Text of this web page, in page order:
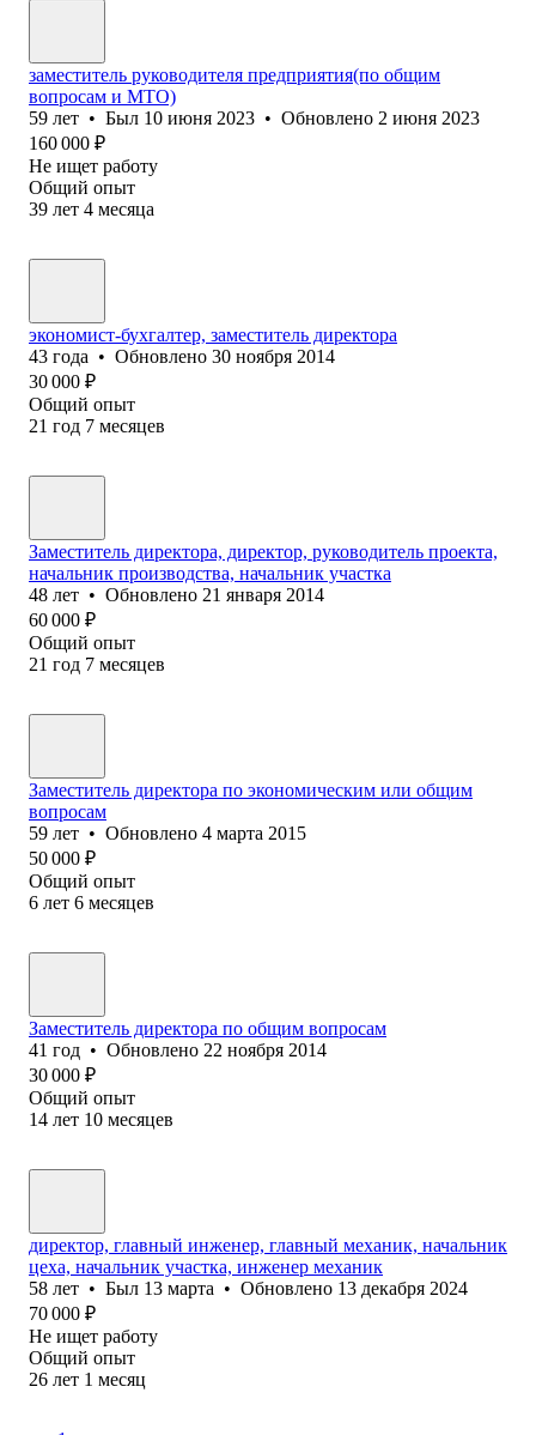
заместитель руководителя предприятия(по общим
вопросам и МТО)
59 лет • Был 10 июня 2023 • Обновлено 2 июня 2023
160 000 ₽
Не ищет работу
Общий опыт
39 лет 4 месяца
экономист-бухгалтер, заместитель директора
43 года • Обновлено 30 ноября 2014
30 000 ₽
Общий опыт
21 год 7 месяцев
Заместитель директора, директор, руководитель проекта,
начальник производства, начальник участка
48 лет • Обновлено 21 января 2014
60 000 ₽
Общий опыт
21 год 7 месяцев
Заместитель директора по экономическим или общим
вопросам
59 лет • Обновлено 4 марта 2015
50 000 ₽
Общий опыт
6 лет 6 месяцев
Заместитель директора по общим вопросам
41 год • Обновлено 22 ноября 2014
30 000 ₽
Общий опыт
14 лет 10 месяцев
директор, главный инженер, главный механик, начальник
цеха, начальник участка, инженер механик
58 лет • Был 13 марта • Обновлено 13 декабря 2024
70 000 ₽
Не ищет работу
Общий опыт
26 лет 1 месяц